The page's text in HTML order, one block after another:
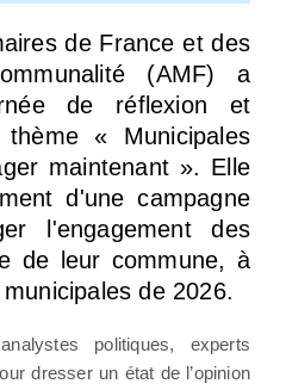
de France et des
(AMF) a
de réflexion et
« Municipales
maintenant ». Elle
d'une campagne
l'engagement des
de leur commune, à
de 2026.
politiques, experts
dresser un état de l’opinion